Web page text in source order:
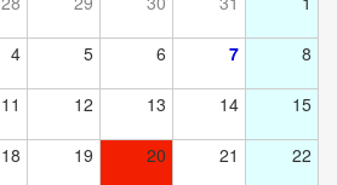
4 5 6 7 8
11 12 13 14 15
18 19 20 21 22